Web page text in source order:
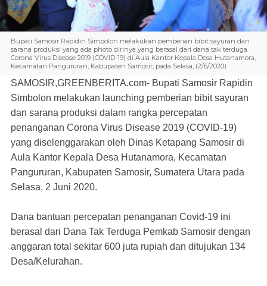
Bupati Samosir Rapidin Simbolon melakukan pemberian bibit sayuran dan
sarana produksi yang ada photo dirinya yang berasal dari dana tak terduga
Corona Virus Disease 2019 (COVID-19) di Aula Kantor Kepala Desa Hutanamora,
Kecamatan Pangururan, Kabupaten Samosir, pada Selasa, (2/6/2020)
SAMOSIR,GREENBERITA.com- Bupati Samosir Rapidin
Simbolon melakukan launching pemberian bibit sayuran
dan sarana produksi dalam rangka percepatan
penanganan Corona Virus Disease 2019 (COVID-19)
yang diselenggarakan oleh Dinas Ketapang Samosir di
Aula Kantor Kepala Desa Hutanamora, Kecamatan
Pangururan, Kabupaten Samosir, Sumatera Utara pada
Selasa, 2 Juni 2020.
Dana bantuan percepatan penanganan Covid-19 ini
berasal dari Dana Tak Terduga Pemkab Samosir dengan
anggaran total sekitar 600 juta rupiah dan ditujukan 134
Desa/Kelurahan.